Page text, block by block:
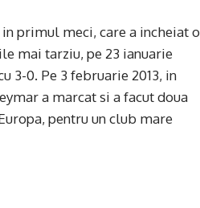
primul meci, care a incheiat o
mai tarziu, pe 23 ianuarie
3-0. Pe 3 februarie 2013, in
a marcat si a facut doua
pentru un club mare